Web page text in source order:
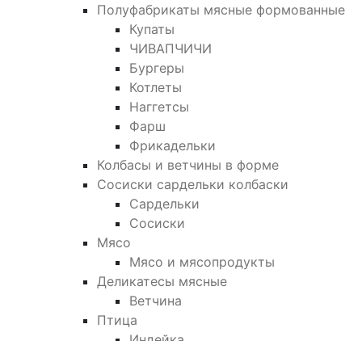
Полуфабрикаты мясные формованные
Купаты
ЧИВАПЧИЧИ
Бургеры
Котлеты
Наггетсы
Фарш
Фрикадельки
Колбасы и ветчины в форме
Сосиски сардельки колбаски
Сардельки
Сосиски
Мясо
Мясо и мясопродукты
Деликатесы мясные
Ветчина
Птица